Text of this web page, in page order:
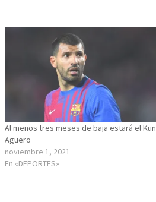
Al menos tres meses de baja estará el Kun
Agüero
noviembre 1, 2021
En «DEPORTES»